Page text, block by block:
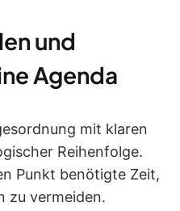
und
Agenda
mit klaren
Reihenfolge.
Punkt benötigte Zeit,
zu vermeiden.